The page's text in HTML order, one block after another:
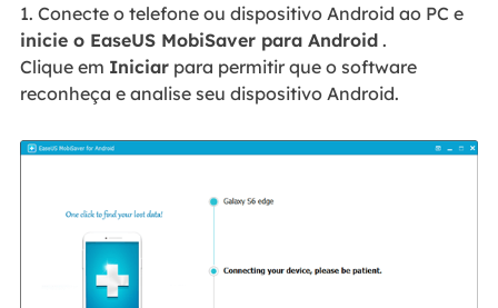
1. Conecte o telefone ou dispositivo Android ao PC e
inicie o EaseUS MobiSaver para Android.
Clique em Iniciarpara permitir que o software
reconheça e analise seu dispositivo Android.